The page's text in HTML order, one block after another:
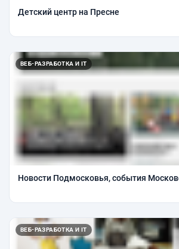
Детский центр на Пресне
ВЕБ-РАЗРАБОТКА И IT
Новости Подмосковья, события
ВЕБ-РАЗРАБОТКА И IT